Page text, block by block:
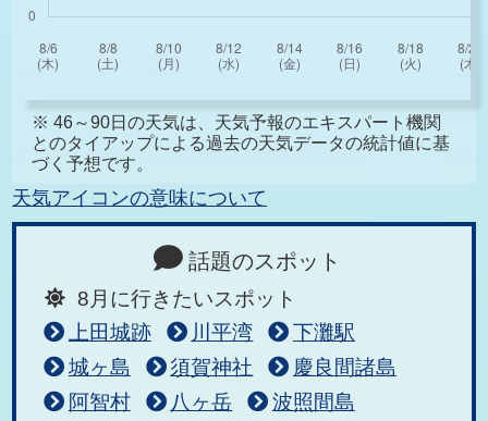
※ 46～90日の天気は、天気予報のエキスパート機関
とのタイアップによる過去の天気データの統計値に基
づく予想です。
天気アイコンの意味について
話題のスポット
8月に行きたいスポット
上田城跡
川平湾
下灘駅
城ヶ島
須賀神社
慶良間諸島
阿智村
八ヶ岳
波照間島